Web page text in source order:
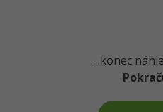
Django
Projektový manažer
Databázový analytik
Návrh SW -80%
...konec